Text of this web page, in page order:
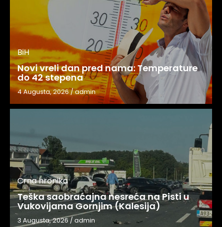
BiH
Novi vreli dan pred nama: Temperature
do 42 stepena
4 Augusta, 2026/admin
Crna hronika
Teška saobraćajna nesreća na Pisti u
Vukovijama Gornjim (Kalesija)
3 Augusta, 2026 / admin